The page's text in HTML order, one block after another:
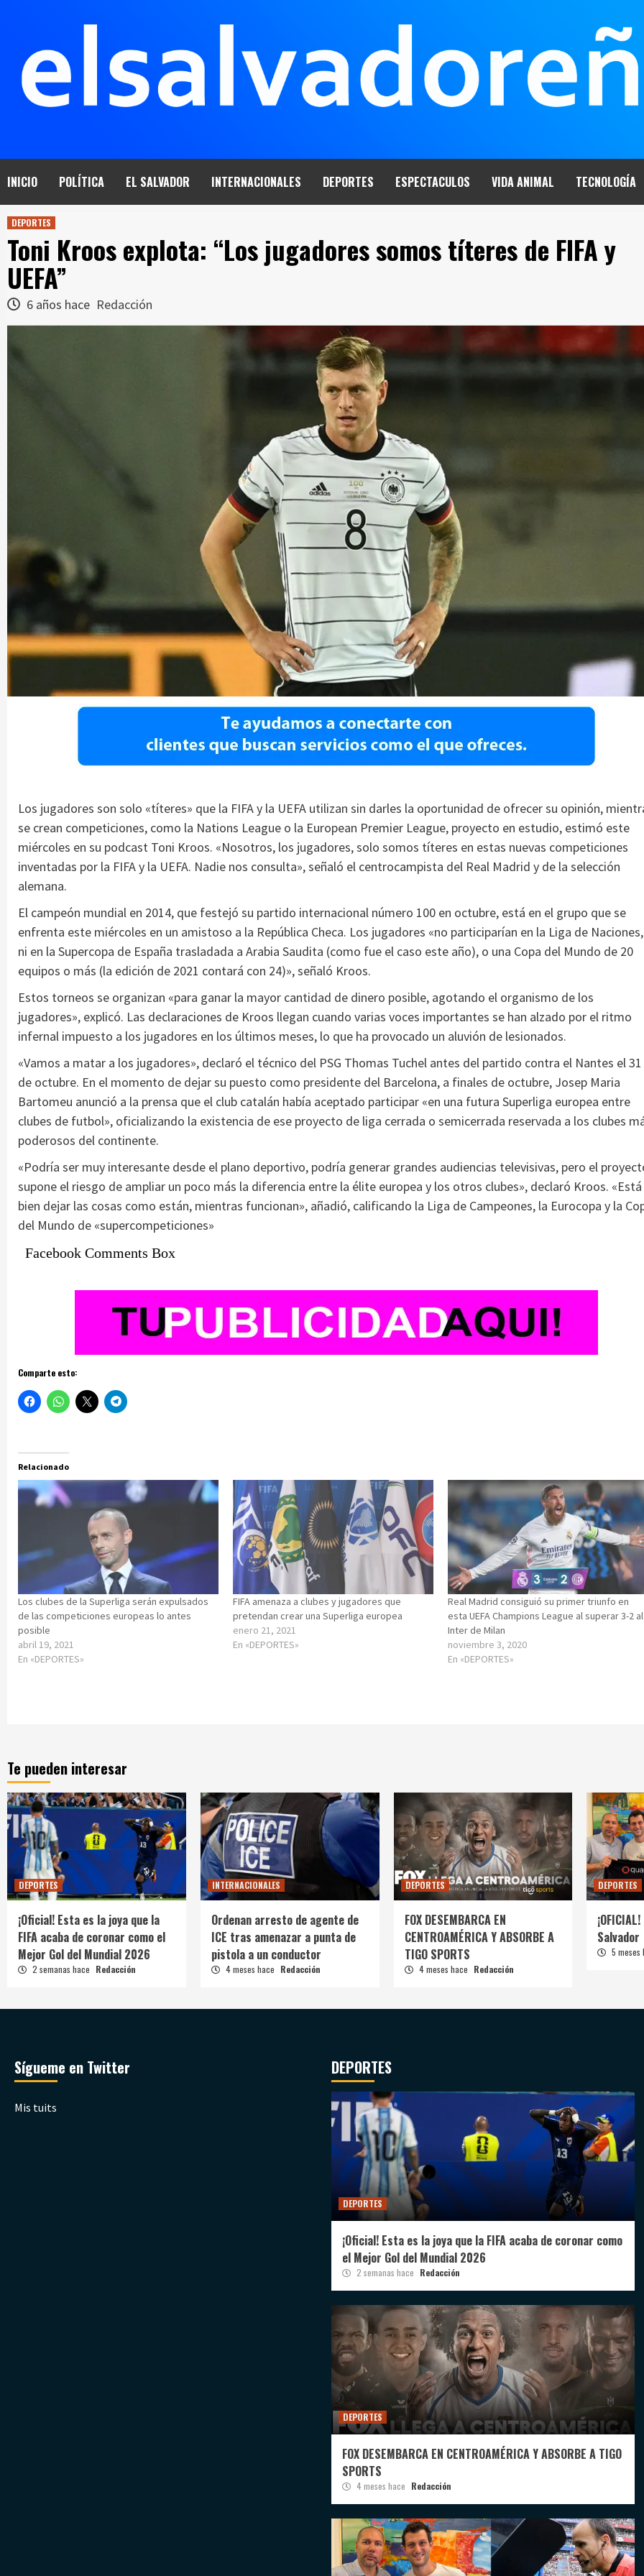
INICIO POLÍTICA EL SALVADOR INTERNACIONALES DEPORTES ESPECTACULOS VIDA ANIMAL TECNOLOGÍA
DEPORTES
Toni Kroos explota: “Los jugadores somos títeres de FIFA y
UEFA”
6 años hace Redacción
Los jugadores son solo «títeres» que la FIFA y la UEFA utilizan sin darles la oportunidad de ofrecer su opinión,
se crean competiciones, como la Nations League o la European Premier League, proyecto en estudio, estimó este
miércoles en su podcast Toni Kroos. «Nosotros, los jugadores, solo somos títeres en estas nuevas competiciones
inventadas por la FIFA y la UEFA. Nadie nos consulta», señaló el centrocampista del Real Madrid y de la selección
alemana.
El campeón mundial en 2014, que festejó su partido internacional número 100 en octubre, está en el grupo que se
enfrenta este miércoles en un amistoso a la República Checa. Los jugadores «no participarían en la Liga de Naciones,
ni en la Supercopa de España trasladada a Arabia Saudita (como fue el caso este año), o una Copa del Mundo de 20
equipos o más (la edición de 2021 contará con 24)», señaló Kroos.
Estos torneos se organizan «para ganar la mayor cantidad de dinero posible, agotando el organismo de los
jugadores», explicó. Las declaraciones de Kroos llegan cuando varias voces importantes se han alzado por el ritmo
infernal impuesto a los jugadores en los últimos meses, lo que ha provocado un aluvión de lesionados.
«Vamos a matar a los jugadores», declaró el técnico del PSG Thomas Tuchel antes del partido contra el Nantes el 31
de octubre. En el momento de dejar su puesto como presidente del Barcelona, a finales de octubre, Josep Maria
Bartomeu anunció a la prensa que el club catalán había aceptado participar «en una futura Superliga europea entre
clubes de futbol», oficializando la existencia de ese proyecto de liga cerrada o semicerrada reservada a los clubes
poderosos del continente.
«Podría ser muy interesante desde el plano deportivo, podría generar grandes audiencias televisivas, pero el
supone el riesgo de ampliar un poco más la diferencia entre la élite europea y los otros clubes», declaró Kroos. «Está
bien dejar las cosas como están, mientras funcionan», añadió, calificando la Liga de Campeones, la Eurocopa y la
del Mundo de «supercompeticiones»
Facebook Comments Box
Comparte esto:
Relacionado
Los clubes de la Superliga serán expulsados
de las competiciones europeas lo antes
posible
abril 19, 2021
En «DEPORTES»
FIFA amenaza a clubes y jugadores que
pretendan crear una Superliga europea
enero 21, 2021
En «DEPORTES»
Real Madrid consiguió su primer triunfo en
esta UEFA Champions League al superar 3-2 al
Inter de Milan
noviembre 3, 2020
En «DEPORTES»
Te pueden interesar
DEPORTES
¡Oficial! Esta es la joya que la
FIFA acaba de coronar como el
Mejor Gol del Mundial 2026
2 semanas hace Redacción
INTERNACIONALES
Ordenan arresto de agente de
ICE tras amenazar a punta de
pistola a un conductor
4 meses hace Redacción
DEPORTES
FOX DESEMBARCA EN
CENTROAMÉRICA Y ABSORBE A
TIGO SPORTS
4 meses hace Redacción
DEPORTES
Salvador
5
Sígueme en Twitter
Mis tuits
DEPORTES
DEPORTES
¡Oficial! Esta es la joya que la FIFA acaba de coronar como
el Mejor Gol del Mundial 2026
2 semanas hace Redacción
DEPORTES
FOX DESEMBARCA EN CENTROAMÉRICA Y ABSORBE A TIGO
SPORTS
4 meses hace Redacción